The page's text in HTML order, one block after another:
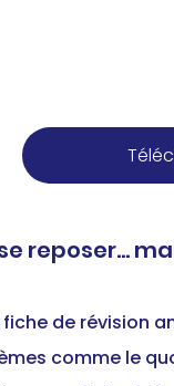
reposer…
de révision
comme le